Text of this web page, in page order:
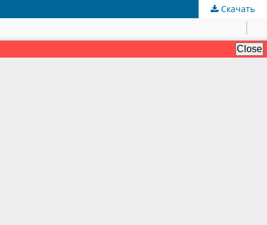
Скачать